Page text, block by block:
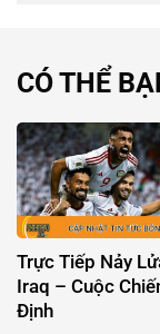
CÓ THỂ
Trực Tiếp Nảy
Iraq – Cuộc
Định